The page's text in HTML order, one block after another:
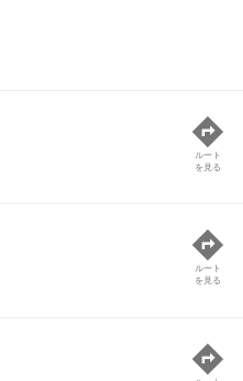
ルート
を見る
ルート
を見る